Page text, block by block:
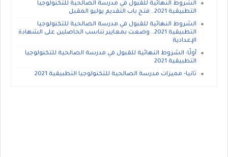
الشروط النهائية للقبول في مدرسة الصالحية للتكنولوجيا
التطبيقية 2021.. فتح باب التقديم يوليو المقبل
الشروط النهائية للقبول في مدرسة الصالحية للتكنولوجيا
التطبيقية 2021.. وضعت بمعايير تناسب الحاصلين على الشهادة
الإعدادية
أولًا: الشروط النهائية للقبول في مدرسة الصالحية للتكنولوجيا
التطبيقية 2021
ثانيا- مميزات مدرسة الصالحية للتكنولوجيا التطبيقية 2021